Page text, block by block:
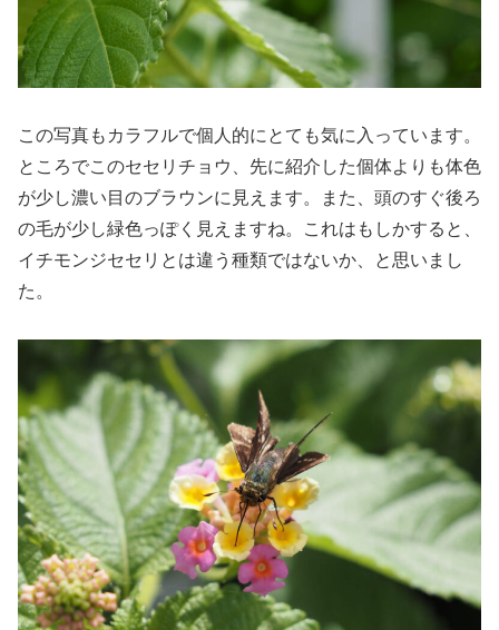
この写真もカラフルで個人的にとても気に入っています。
ところでこのセセリチョウ、先に紹介した個体よりも体色
が少し濃い目のブラウンに見えます。また、頭のすぐ後ろ
の毛が少し緑色っぽく見えますね。これはもしかすると、
イチモンジセセリとは違う種類ではないか、と思いまし
た。